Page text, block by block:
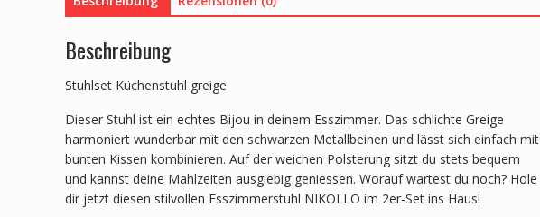
Beschreibung
Stuhlset Küchenstuhl greige
Dieser Stuhl ist ein echtes Bijou in deinem Esszimmer. Das schlichte Greige
harmoniert wunderbar mit den schwarzen Metallbeinen und lässt sich einfach mit
bunten Kissen kombinieren. Auf der weichen Polsterung sitzt du stets bequem
und kannst deine Mahlzeiten ausgiebig geniessen. Worauf wartest du noch? Hole
dir jetzt diesen stilvollen Esszimmerstuhl NIKOLLO im 2er-Set ins Haus!